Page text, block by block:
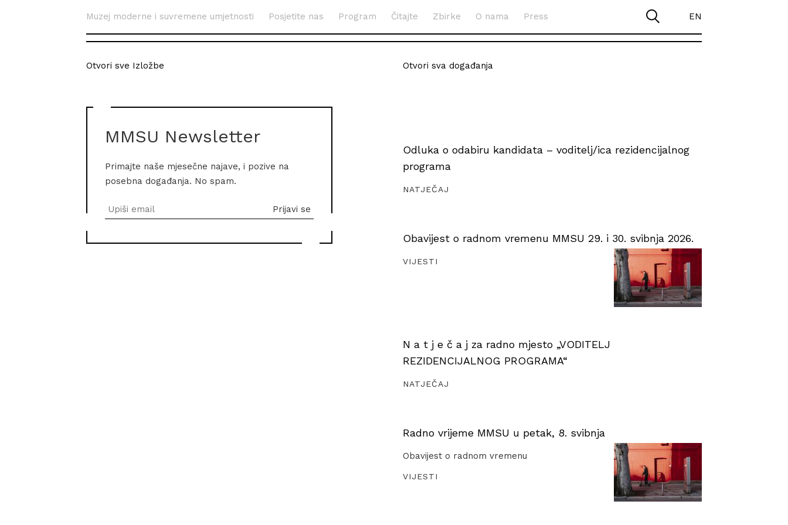
Muzej moderne i suvremene umjetnosti Posjetite nas Program Čitajte Zbirke O nama Press EN
Otvori sve Izložbe
MMSU Newsletter
Primajte naše mjesečne najave, i pozive na
posebna događanja. No spam.
Otvori sva događanja
Odluka o odabiru kandidata – voditelj/ica rezidencijalnog
programa
NATJEČAJ
Obavijest o radnom vremenu MMSU 29. i 30. svibnja 2026.
VIJESTI
N a t j e č a j za radno mjesto „VODITELJ
REZIDENCIJALNOG PROGRAMA“
NATJEČAJ
Radno vrijeme MMSU u petak, 8. svibnja
Obavijest o radnom vremenu
VIJESTI